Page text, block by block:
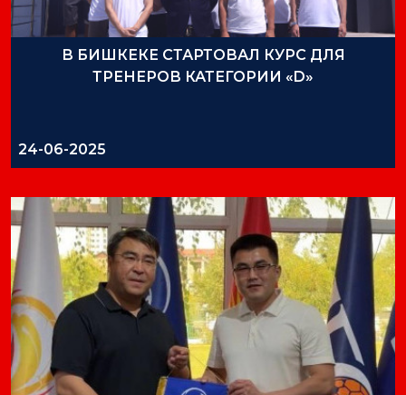
В БИШКЕКЕ СТАРТОВАЛ КУРС ДЛЯ
ТРЕНЕРОВ КАТЕГОРИИ «D»
24-06-2025